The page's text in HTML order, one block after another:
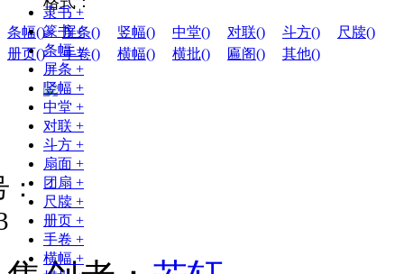
条幅() 屏条() 竖幅() 中堂() 对联() 斗方() 尺牍()
册页() 手卷() 横幅() 横批() 匾阁() 其他()
：
隶书+
篆书+
条幅+
屏条 +
竖幅 +
中堂 +
对联 +
斗方 +
扇面 +
团扇 +
尺牍 +
册页 +
手卷 +
横幅+